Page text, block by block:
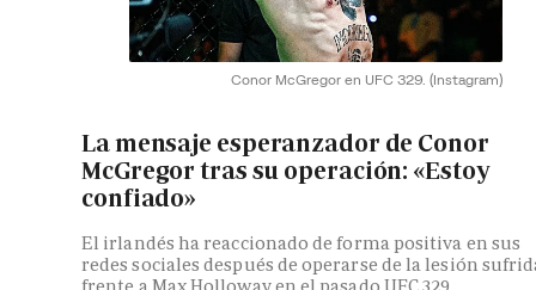
Conor McGregor en UFC 329. (Instagram)
La mensaje esperanzador de Conor
McGregor tras su operación: «Estoy
confiado»
El irlandés ha reaccionado de forma positiva en sus
redes sociales después de operarse de la lesión